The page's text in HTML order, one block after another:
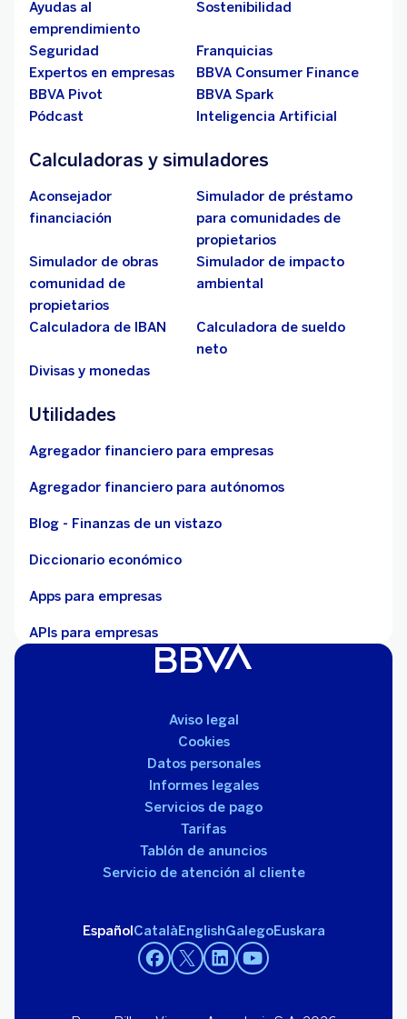
Ayudas al
emprendimiento
Sostenibilidad
Seguridad
Franquicias
Expertos en empresas
BBVA Consumer Finance
BBVA Pivot
BBVA Spark
Pódcast
Inteligencia Artificial
Calculadoras y simuladores
Aconsejador
financiación
Simulador de préstamo
para comunidades de
propietarios
Simulador de obras
comunidad de
propietarios
Simulador de impacto
ambiental
Calculadora de IBAN
Calculadora de sueldo
neto
Divisas y monedas
Utilidades
Agregador financiero para empresas
Agregador financiero para autónomos
Blog - Finanzas de un vistazo
Diccionario económico
Apps para empresas
APIs para empresas
Aviso legal
Cookies
Datos personales
Informes legales
Servicios de pago
Tarifas
Tablón de anuncios
Servicio de atención al cliente
EspañolCatalàEnglishGalegoEuskara